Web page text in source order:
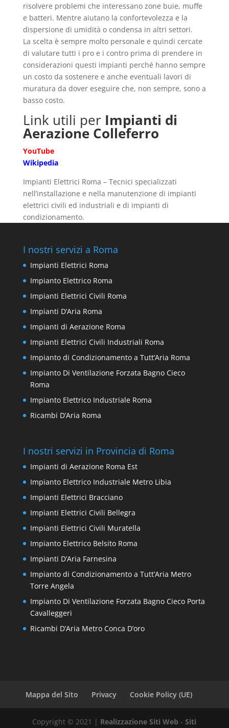
risolvere problemi che interessano zone buie, muffe
e batteri. Mentre aiutano la confortevolezza e la
dispersione di umidità o condensa in altri settori.
La scelta è sempre molto personale e quindi cercate
di valutare tutti i pro e i contro prima di prendere in
considerazioni questi impianti perché hanno sempre
un costo da sostenere e anche eventuali lavori di
muratura da dover eseguire che, non sempre, sono a
basso costo.
Link utili per Impianti di
Aerazione Colleferro
YouTube
Wikipedia
Impianti Elettrici Roma – Tecnici specializzati
nell’installazione e nella manutenzione di impianti
elettrici civili ed industriali e di impianti di
condizionamento.
I nostri servizi a Roma
Impianti Elettrici Roma
Impianto Elettrico Roma
Impianti Elettrici Civili Roma
Impianti D’Aria Roma
Impianti di Aerazione Roma
Impianti Elettrici Civili Industriali Roma
Impianto di Condizionamento a Tutt’Aria Roma
Impianto Di Ventilazione Forzata Bagno Cieco
Roma
Impianto Elettrico Industriale Roma
Ricambi D’Aria Roma
I nostri servizi in Provincia di Roma
Impianti di Aerazione Roma Est
Impianto Elettrico Industriale Metro Libia
Impianti Elettrici Bracciano
Impianti Elettrici Civili Bellegra
Impianti Elettrici Civili Muratella
Impianto Elettrico Belsito Roma
Impianti D’Aria Farnesina
Impianto di Condizionamento a Tutt’Aria Metro
Torre Angela
Impianto Di Ventilazione Forzata Bagno Cieco Porta
Cavalleggeri
Ricambi D’Aria Metro Conca D’oro
Mappa del Sito Privacy Cookie Policy (UE)
Copyright © 2021 | Realizzazione Siti Web -Siti